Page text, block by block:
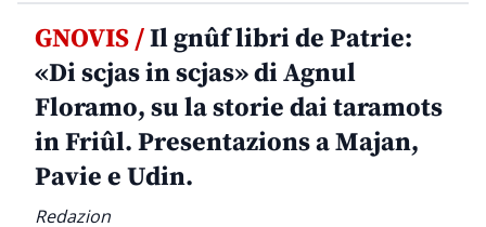
GNOVIS /Il gnûf libri de Patrie:
«Di scjas in scjas» di Agnul
Floramo, su la storie dai taramots
in Friûl. Presentazions a Majan,
Pavie e Udin.
Redazion